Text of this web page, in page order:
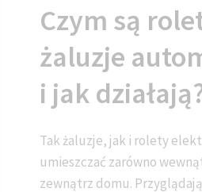
Czym są
żaluzje
i jak
Tak żaluzje, jak i rolety
umieszczać zarówno
zewnątrz domu.